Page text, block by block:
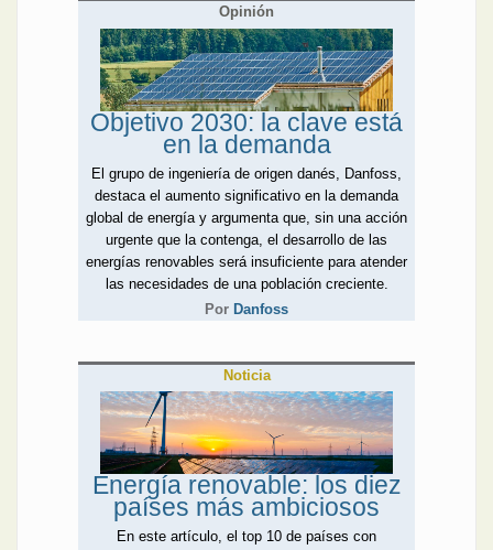
Opinión
Objetivo 2030: la clave está
en la demanda
El grupo de ingeniería de origen danés, Danfoss,
destaca el aumento significativo en la demanda
global de energía y argumenta que, sin una acción
urgente que la contenga, el desarrollo de las
energías renovables será insuficiente para atender
las necesidades de una población creciente.
Por Danfoss
Noticia
Energía renovable: los diez
países más ambiciosos
En este artículo, el top 10 de países con